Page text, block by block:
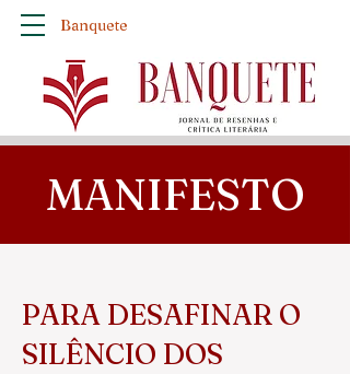
Banquete
MANIFESTO
PARA DESAFINAR O
SILÊNCIO DOS